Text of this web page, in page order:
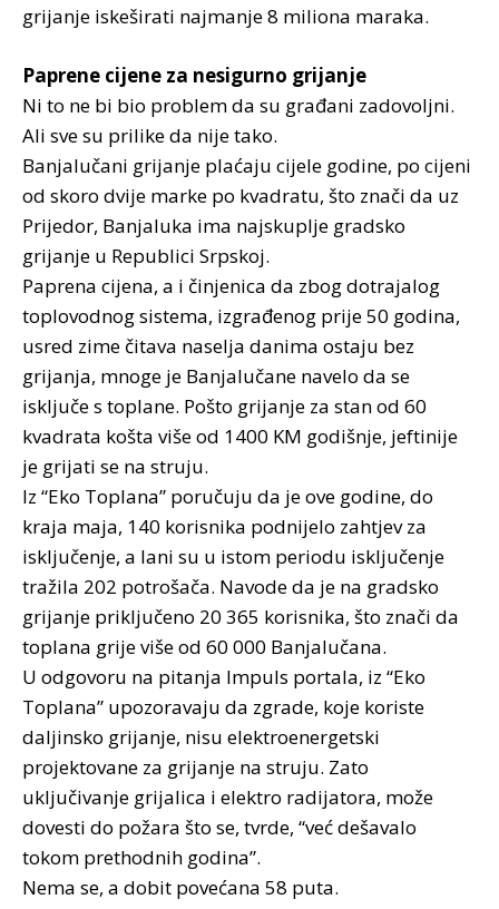
grijanje iskeširati najmanje 8 miliona maraka.
Paprene cijene za nesigurno grijanje
Ni to ne bi bio problem da su građani zadovoljni.
Ali sve su prilike da nije tako.
Banjalučani grijanje plaćaju cijele godine, po cijeni
od skoro dvije marke po kvadratu, što znači da uz
Prijedor, Banjaluka ima najskuplje gradsko
grijanje u Republici Srpskoj.
Paprena cijena, a i činjenica da zbog dotrajalog
toplovodnog sistema, izgrađenog prije 50 godina,
usred zime čitava naselja danima ostaju bez
grijanja, mnoge je Banjalučane navelo da se
isključe s toplane. Pošto grijanje za stan od 60
kvadrata košta više od 1400 KM godišnje, jeftinije
je grijati se na struju.
Iz “Eko Toplana” poručuju da je ove godine, do
kraja maja, 140 korisnika podnijelo zahtjev za
isključenje, a lani su u istom periodu isključenje
tražila 202 potrošača. Navode da je na gradsko
grijanje priključeno 20 365 korisnika, što znači da
toplana grije više od 60 000 Banjalučana.
U odgovoru na pitanja Impuls portala, iz “Eko
Toplana” upozoravaju da zgrade, koje koriste
daljinsko grijanje, nisu elektroenergetski
projektovane za grijanje na struju. Zato
uključivanje grijalica i elektro radijatora, može
dovesti do požara što se, tvrde, “već dešavalo
tokom prethodnih godina”.
Nema se, a dobit povećana 58 puta.